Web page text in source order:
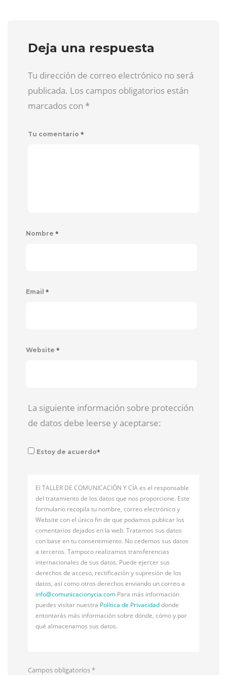
Deja una respuesta
Tu dirección de correo electrónico no será
publicada. Los campos obligatorios están
marcados con *
Tu comentario *
Nombre *
Email *
Website *
La siguiente información sobre protección
de datos debe leerse y aceptarse:
Estoy de acuerdo*
El TALLER DE COMUNICACIÓN Y CÍA es el responsable
del tratamiento de los datos que nos proporcione. Este
formulario recopila tu nombre, correo electrónico y
Website con el único fin de que podamos publicar los
comentarios dejados en la web. Tratamos sus datos
con base en tu consentimiento. No cedemos sus datos
a terceros. Tampoco realizamos transferencias
internacionales de sus datos. Puede ejercer sus
derechos de acceso, rectificación y supresión de los
datos, así como otros derechos enviando un correo a
info@comunicacionycia.com Para más información
puedes visitar nuestra Política de Privacidaddonde
entontarás más información sobre dónde, cómo y por
qué almacenamos sus datos.
Campos obligatorios*